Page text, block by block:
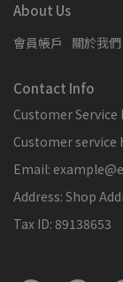
About Us
會員帳戶 關於我們
Contact Info
Customer Service
Customer service
Email:
Address: Shop
Tax ID: 89138653